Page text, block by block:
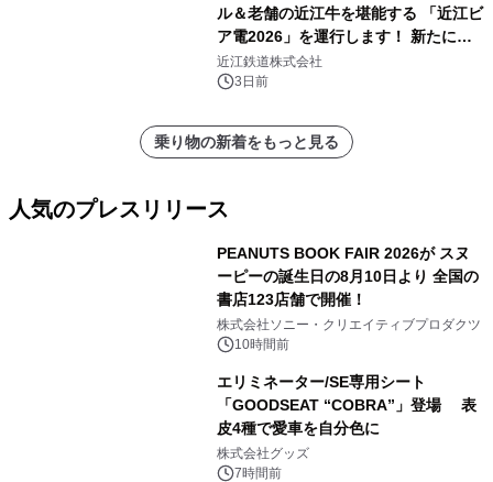
ル＆老舗の近江牛を堪能する 「近江ビ
ア電2026」を運行します！ 新たに
「長濱浪漫ビール」が参加！キリン一
番搾り飲み放題が復活！
近江鉄道株式会社
3日前
乗り物の新着をもっと見る
人気のプレスリリース
PEANUTS BOOK FAIR 2026が スヌ
ーピーの誕生日の8月10日より 全国の
書店123店舗で開催！
株式会社ソニー・クリエイティブプロダクツ
10時間前
エリミネーター/SE専用シート
「GOODSEAT “COBRA”」登場 表
皮4種で愛車を自分色に
株式会社グッズ
7時間前